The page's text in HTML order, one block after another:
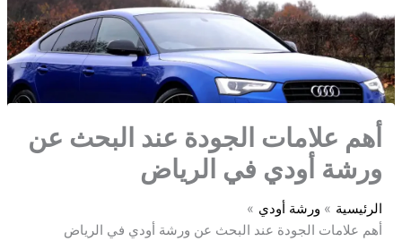
أهم علامات الجودة عند البحث عن
ورشة أودي في الرياض
الرئيسية
ورشة أودي
أهم علامات الجودة عند البحث عن ورشة أودي في الرياض